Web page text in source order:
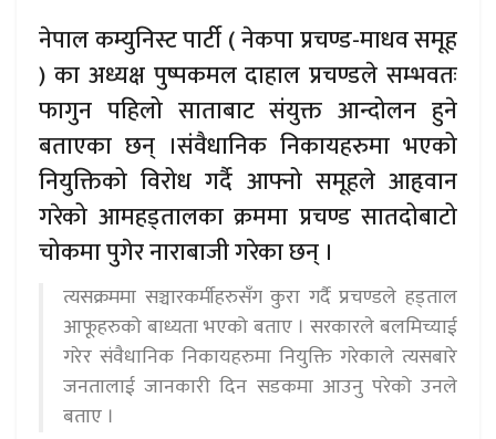
नेपाल कम्युनिस्ट पार्टी ( नेकपा प्रचण्ड-माधव समूह
) का अध्यक्ष पुष्पकमल दाहाल प्रचण्डले सम्भवतः
फागुन पहिलो साताबाट संयुक्त आन्दोलन हुने
बताएका छन् ।संवैधानिक निकायहरुमा भएको
नियुक्तिको विरोध गर्दै आफ्नो समूहले आहृवान
गरेको आमहड्तालका क्रममा प्रचण्ड सातदोबाटो
चोकमा पुगेर नाराबाजी गरेका छन् ।
त्यसक्रममा सञ्चारकर्मीहरुसँग कुरा गर्दै प्रचण्डले हड्ताल
आफूहरुको बाध्यता भएको बताए । सरकारले बलमिच्याई
गरेर संवैधानिक निकायहरुमा नियुक्ति गरेकाले त्यसबारे
जनतालाई जानकारी दिन सडकमा आउनु परेको उनले
बताए ।